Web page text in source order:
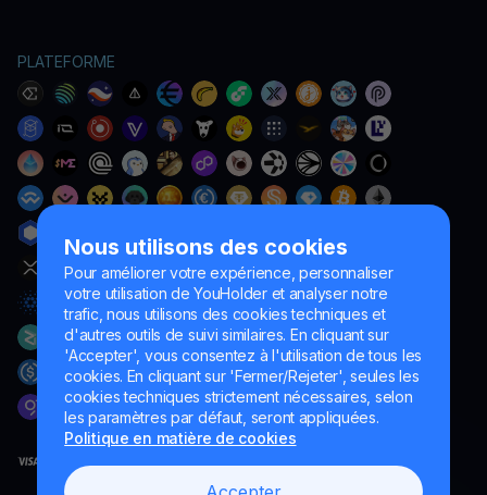
Nous utilisons des cookies
Pour améliorer votre expérience, personnaliser
votre utilisation de YouHolder et analyser notre
trafic, nous utilisons des cookies techniques et
d'autres outils de suivi similaires. En cliquant sur
'Accepter', vous consentez à l'utilisation de tous les
cookies. En cliquant sur 'Fermer/Rejeter', seules les
cookies techniques strictement nécessaires, selon
les paramètres par défaut, seront appliquées.
Politique en matière de cookies
PLATEFORME